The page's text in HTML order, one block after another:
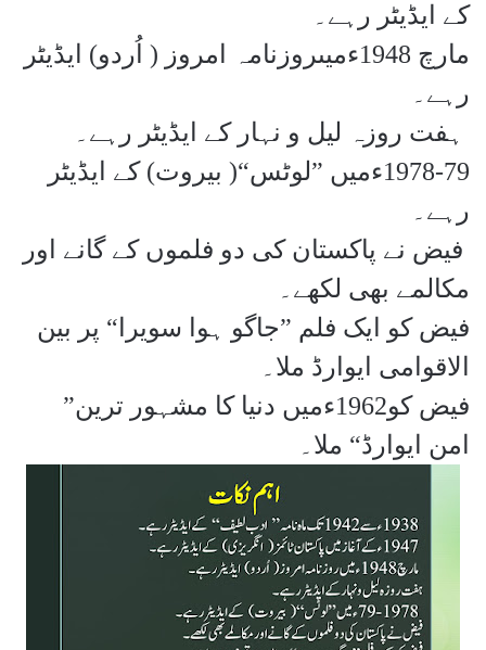
کے ایڈیٹر رہے۔
مارچ 1948ءمیںروزنامہ امروز ( اُردو) ایڈیٹر
رہے۔
ہفت روزہ لیل و نہار کے ایڈیٹر رہے۔
1978-79ءمیں ”لوٹس“( بیروت) کے ایڈیٹر
رہے۔
فیض نے پاکستان کی دو فلموں کے گانے اور
مکالمے بھی لکھے۔
فیض کو ایک فلم ”جاگو ہوا سویرا“ پر بین
الاقوامی ایوارڈ ملا۔
فیض کو1962ءمیں دنیا کا مشہور ترین”
امن ایوارڈ“ ملا۔